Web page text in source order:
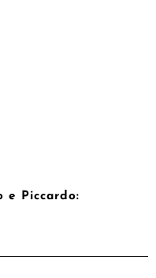
e Piccardo: